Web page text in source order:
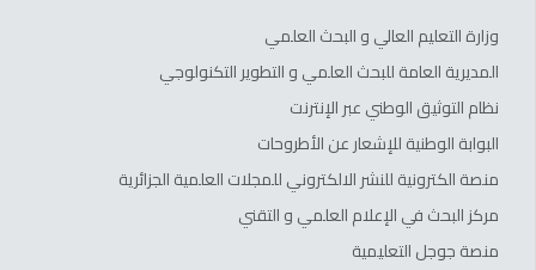
وزارة التعليم العالي و البحث العلمي
المديرية العامة للبحث العلمي و التطوير التكنولوجي
نظام التوثيق الوطني عبر الإنترنت
البوابة الوطنية للإشعار عن الأطروحات
منصة الكترونية للنشر الالكتروني للمجلات العلمية الجزائرية
مركز البحث في الإعلام العلمي و التقني
منصة جوجل التعليمية